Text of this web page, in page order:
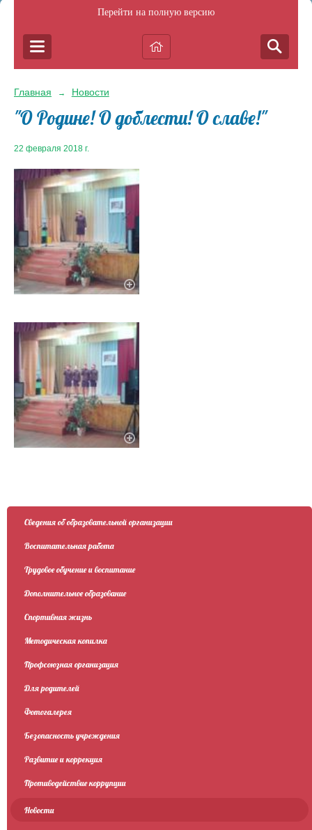
Перейти на полную версию
Главная → Новости
"О Родине! О доблести! О славе!"
22 февраля 2018 г.
Сведения об образовательной организации
Воспитательная работа
Трудовое обучение и воспитание
Дополнительное образование
Спортивная жизнь
Методическая копилка
Профсоюзная организация
Для родителей
Фотогалерея
Безопасность учреждения
Развитие и коррекция
Противодействие коррупции
Новости